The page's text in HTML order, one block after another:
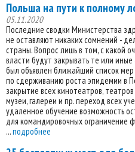
Польша на пути к полному
05.11.2020
Последние сводки Министерства
не оставляют никаких сомнений -
страны. Вопрос лишь в том, с какой
власти будут закрывать те или иные
был объявлен ближайший список мер
по сдерживанию роста эпидемии в
закрытие всех кинотеатров,
музеи, галереи и пр. переход всех
удаленное обучение возможность
для командировочных ограничение
...подробнее